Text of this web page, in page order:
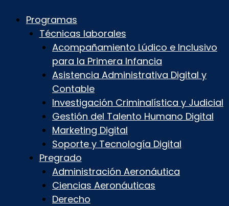
Programas
Técnicas laborales
Acompañamiento Lúdico e Inclusivo
para la Primera Infancia
Asistencia Administrativa Digital y
Contable
Investigación Criminalística y Judicial
Gestión del Talento Humano Digital
Marketing Digital
Soporte y Tecnología Digital
Pregrado
Administración Aeronáutica
Ciencias Aeronáuticas
Derecho